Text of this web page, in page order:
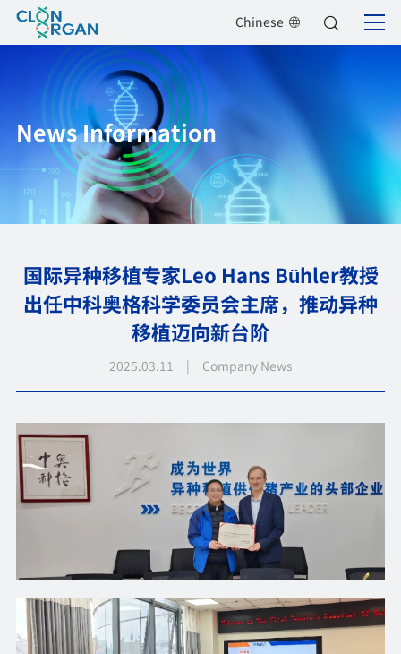
Chinese
News Information
国际异种移植专家Leo Hans Bühler教授
出任中科奥格科学委员会主席，推动异种
移植迈向新台阶
2025.03.11 | Company News